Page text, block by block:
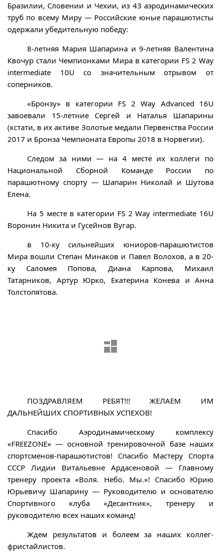
Бразилии, Словении и Чехии, из 43 аэродинамических
труб по всему Миру — Российские юные парашютисты
одержали убедительную победу:
8-летняя Мария Шапарина и 9-летняя Валентина
Квочур стали Чемпионками Мира в категории FS 2 Way
intermediate 10U со значительным отрывом от
соперников.
«Бронзу» в категории FS 2 Way Advanced 16U
завоевали 15-летние Сергей и Наталья Шапарины
(кстати, в их активе Золотые медали Первенства России
2017 и Бронза Чемпионата Европы 2018 в Норвегии).
Следом за ними — на 4 месте их коллеги по
Национальной Сборной Команде России по
парашютному спорту — Шапарин Николай и Шутова
Елена.
На 5 месте в категории FS 2 Way intermediate 16U
Воронин Никита и Гусейнов Вугар.
в 10-ку сильнейших юниоров-парашютистов
Мира вошли Степан Минаков и Павел Волохов, а в 20-
ку Саломея Попова, Диана Карпова, Михаил
Татарников, Артур Юрко, Екатерина Конева и Анна
Толстопятова.
ПОЗДРАВЛЯЕМ РЕБЯТ!!! ЖЕЛАЕМ ИМ
ДАЛЬНЕЙШИХ СПОРТИВНЫХ УСПЕХОВ!
Спасибо Аэродинамическому комплексу
«FREEZONE» — основной тренировочной базе наших
спортсменов-парашютистов! Спасибо Мастеру Спорта
СССР Лидии Витальевне Ардасеновой — Главному
тренеру проекта «Воля. Небо. Мы.»! Спасибо Юрию
Юрьевичу Шапарину — Руководителю и основателю
Спортивного клуба «Десантник», тренеру и
руководителю всех наших команд!
Ждем результатов и болеем за наших коллег-
фристайлистов.